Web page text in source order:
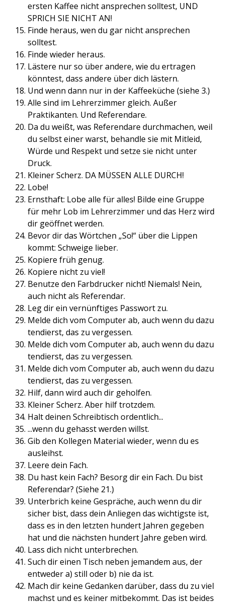
ersten Kaffee nicht ansprechen solltest, UND
SPRICH SIE NICHT AN!
Finde heraus, wen du gar nicht ansprechen
solltest.
Finde wieder heraus.
Lästere nur so über andere, wie du ertragen
könntest, dass andere über dich lästern.
Und wenn dann nur in der Kaffeeküche (siehe 3.)
Alle sind im Lehrerzimmer gleich. Außer
Praktikanten. Und Referendare.
Da du weißt, was Referendare durchmachen, weil
du selbst einer warst, behandle sie mit Mitleid,
Würde und Respekt und setze sie nicht unter
Druck.
Kleiner Scherz. DA MÜSSEN ALLE DURCH!
Lobe!
Ernsthaft: Lobe alle für alles! Bilde eine Gruppe
für mehr Lob im Lehrerzimmer und das Herz wird
dir geöffnet werden.
Bevor dir das Wörtchen „So!“ über die Lippen
kommt: Schweige lieber.
Kopiere früh genug.
Kopiere nicht zu viel!
Benutze den Farbdrucker nicht! Niemals! Nein,
auch nicht als Referendar.
Leg dir ein vernünftiges Passwort zu.
Melde dich vom Computer ab, auch wenn du dazu
tendierst, das zu vergessen.
Melde dich vom Computer ab, auch wenn du dazu
tendierst, das zu vergessen.
Melde dich vom Computer ab, auch wenn du dazu
tendierst, das zu vergessen.
Hilf, dann wird auch dir geholfen.
Kleiner Scherz. Aber hilf trotzdem.
Halt deinen Schreibtisch ordentlich...
...wenn du gehasst werden willst.
Gib den Kollegen Material wieder, wenn du es
ausleihst.
Leere dein Fach.
Du hast kein Fach? Besorg dir ein Fach. Du bist
Referendar? (Siehe 21.)
Unterbrich keine Gespräche, auch wenn du dir
sicher bist, dass dein Anliegen das wichtigste ist,
dass es in den letzten hundert Jahren gegeben
hat und die nächsten hundert Jahre geben wird.
Lass dich nicht unterbrechen.
Such dir einen Tisch neben jemandem aus, der
entweder a) still oder b) nie da ist.
Mach dir keine Gedanken darüber, dass du zu viel
machst und es keiner mitbekommt. Das ist beides